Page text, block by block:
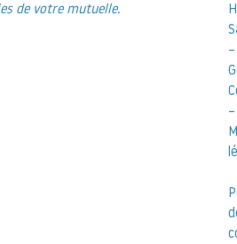
de votre mutuelle.
–
–